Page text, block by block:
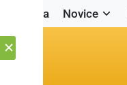
Novice